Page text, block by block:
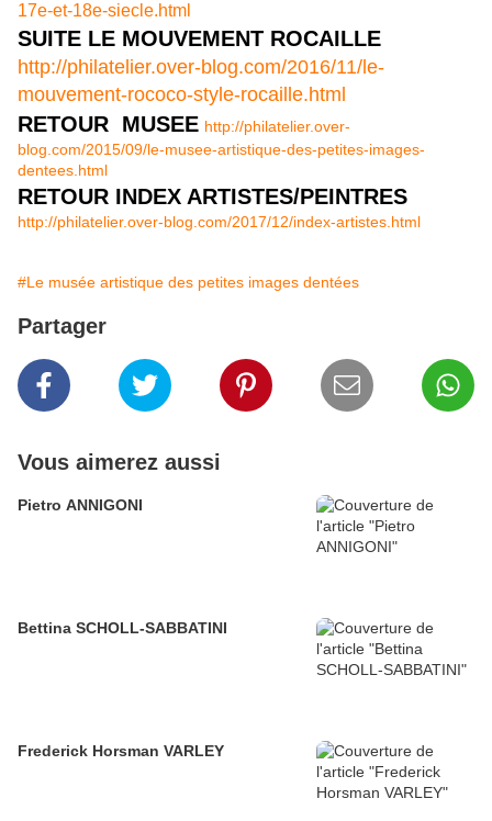
17e-et-18e-siecle.html
SUITE LE MOUVEMENT ROCAILLE
http://philatelier.over-blog.com/2016/11/le-
mouvement-rococo-style-rocaille.html
RETOUR MUSEE http://philatelier.over-
blog.com/2015/09/le-musee-artistique-des-petites-images-
dentees.html
RETOUR INDEX ARTISTES/PEINTRES
http://philatelier.over-blog.com/2017/12/index-artistes.html
#Le musée artistique des petites images dentées
Partager
Vous aimerez aussi
Pietro ANNIGONI
Bettina SCHOLL-SABBATINI
Frederick Horsman VARLEY